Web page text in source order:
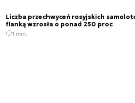
Liczba przechwyceń rosyjskich
flanką wzrosła o ponad 250 proc
1 min.